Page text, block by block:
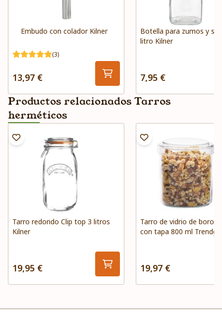
Embudo con colador Kilner
(3)
13,97 €
Botella para zumos y
litro Kilner
7,95 €
Productos relacionados Tarros
herméticos
Tarro redondo Clip top 3 litros
Kilner
19,95 €
Tarro de vidrio de
con tapa 800 ml
19,97 €